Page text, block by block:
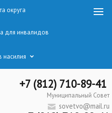
округа
для инвалидов
насилия
+7 (812) 710-89-41
Муниципальный Совет
sovetvo@mail.ru